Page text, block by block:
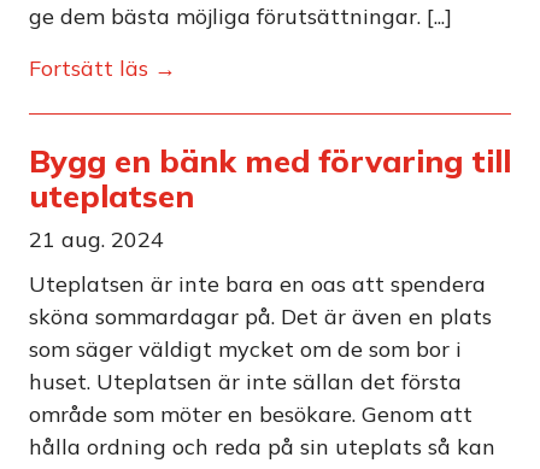
ge dem bästa möjliga förutsättningar. [...]
Fortsätt läs →
Bygg en bänk med förvaring till
uteplatsen
21 aug. 2024
Uteplatsen är inte bara en oas att spendera
sköna sommardagar på. Det är även en plats
som säger väldigt mycket om de som bor i
huset. Uteplatsen är inte sällan det första
område som möter en besökare. Genom att
hålla ordning och reda på sin uteplats så kan